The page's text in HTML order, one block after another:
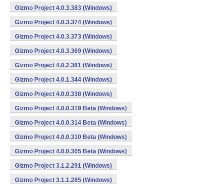
Gizmo Project 4.0.3.383 (Windows)
Gizmo Project 4.0.3.374 (Windows)
Gizmo Project 4.0.3.373 (Windows)
Gizmo Project 4.0.3.369 (Windows)
Gizmo Project 4.0.2.361 (Windows)
Gizmo Project 4.0.1.344 (Windows)
Gizmo Project 4.0.0.338 (Windows)
Gizmo Project 4.0.0.319 Beta (Windows)
Gizmo Project 4.0.0.314 Beta (Windows)
Gizmo Project 4.0.0.310 Beta (Windows)
Gizmo Project 4.0.0.305 Beta (Windows)
Gizmo Project 3.1.2.291 (Windows)
Gizmo Project 3.1.1.285 (Windows)